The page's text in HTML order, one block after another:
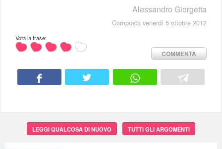
Alessandro Giorgetta
Composta venerdì 5 ottobre 2012
Vota la frase:
COMMENTA
LEGGI QUALCOSA DI NUOVO TUTTI GLI ARGOMENTI